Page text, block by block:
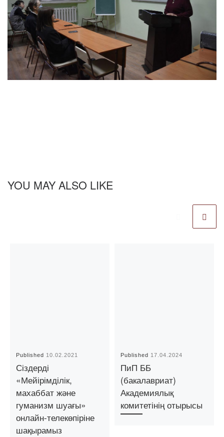
YOU MAY ALSO LIKE
Published 10.02.2021
Сіздерді
«Мейірімділік,
махаббат және
гуманизм шуағы»
онлайн-телекөпіріне
шақырамыз
Published 17.04.2024
ПиП ББ
(бакалавриат)
Академиялық
комитетінің отырысы